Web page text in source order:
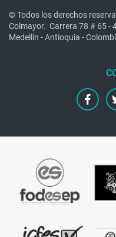
© Todos los derechos
Colmayor. Carrera 78 # 65 -
Medellín - Antioquia -